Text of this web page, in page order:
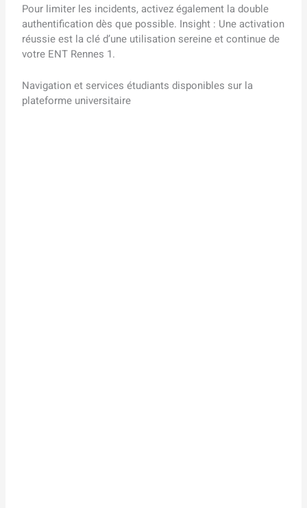
Pour limiter les incidents, activez également la double
authentification dès que possible. Insight : Une activation
réussie est la clé d’une utilisation sereine et continue de
votre ENT Rennes 1.
Navigation et services étudiants disponibles sur la
plateforme universitaire